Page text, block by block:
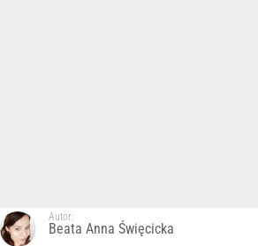
Autor:
Beata Anna Święcicka